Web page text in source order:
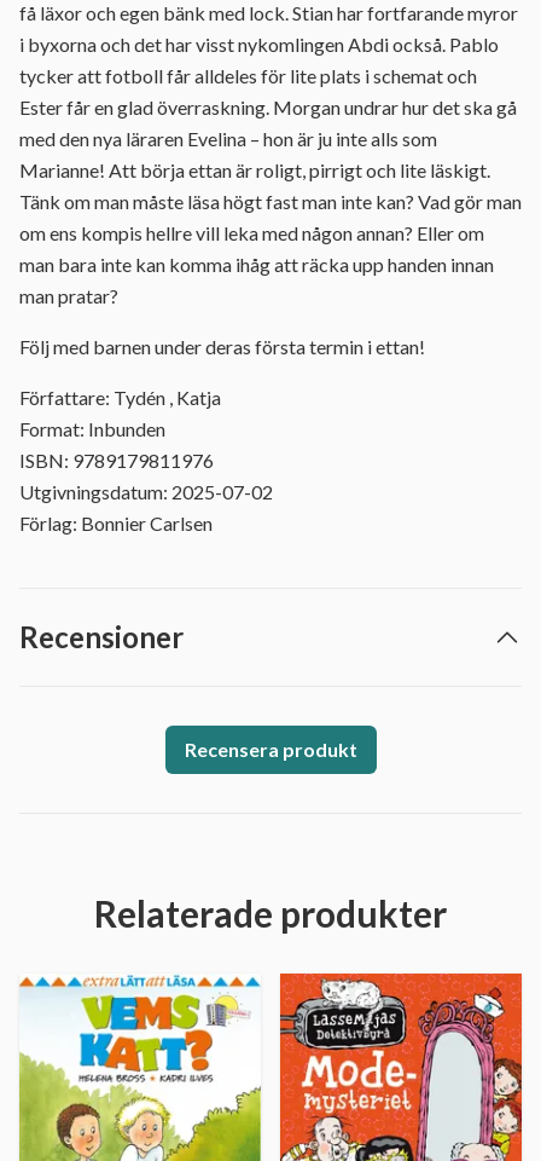
få läxor och egen bänk med lock. Stian har fortfarande myror
i byxorna och det har visst nykomlingen Abdi också. Pablo
tycker att fotboll får alldeles för lite plats i schemat och
Ester får en glad överraskning. Morgan undrar hur det ska gå
med den nya läraren Evelina – hon är ju inte alls som
Marianne! Att börja ettan är roligt, pirrigt och lite läskigt.
Tänk om man måste läsa högt fast man inte kan? Vad gör man
om ens kompis hellre vill leka med någon annan? Eller om
man bara inte kan komma ihåg att räcka upp handen innan
man pratar?
Följ med barnen under deras första termin i ettan!
Författare: Tydén , Katja
Format: Inbunden
ISBN: 9789179811976
Utgivningsdatum: 2025-07-02
Förlag: Bonnier Carlsen
Recensioner
Recensera produkt
Relaterade produkter